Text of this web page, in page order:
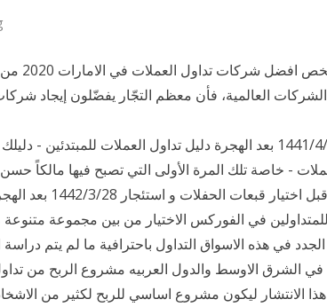
العالمية، فأن معظم التجّار يفضّلون إيجاد
- خاصة تلك المرة الأولى التي تصبح فيها مالكاً
طقوسه الاحتفالية.و
في الفوركس الاختيار من بين مجموعة
في هذه الاسواق التداول باحترافية ما لم يتم
الشرق الاوسط والدول العربيه مشروع الربح من
الانتشار ليكون مشروع اساسي للربح لكثير من